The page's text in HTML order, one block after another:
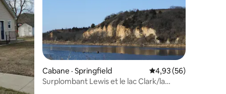
Cabane · Springfield Note moyenne de
4,93 (56)
Surplombant Lewis et le lac Clark/la